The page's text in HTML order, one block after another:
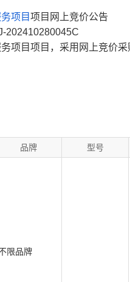
项目项目网上竞价公告
202410280045C
项目项目，采用网上竞价
品牌 型号
限品牌